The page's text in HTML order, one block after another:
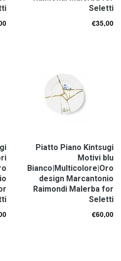
Seletti
€35,00
Piatto Piano Kintsugi
Motivi blu
Bianco|Multicolore|Oro
design Marcantonio
Raimondi Malerba for
Seletti
€60,00